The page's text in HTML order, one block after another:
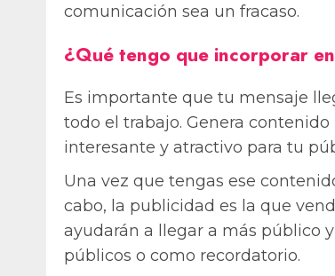
comunicación sea un fracaso.
¿Qué tengo que incorporar
Es importante que tu mensaje
todo el trabajo. Genera
interesante y atractivo para tu
Una vez que tengas ese
cabo, la publicidad es la que
ayudarán a llegar a más público
públicos o como recordatorio.